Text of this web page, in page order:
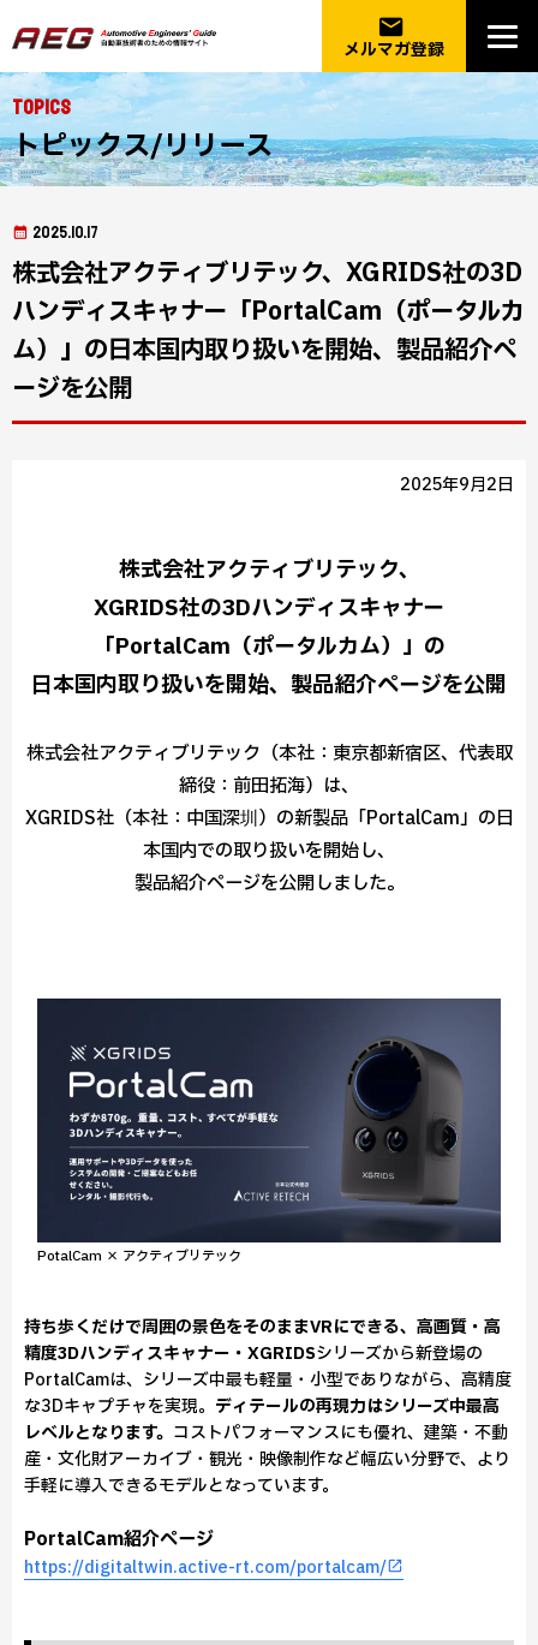
email
メルマガ登録
Topics
トピックス/リリース
2025.10.17
株式会社アクティブリテック、XGRIDS社の3D
ハンディスキャナー「PortalCam（ポータルカ
ム）」の日本国内取り扱いを開始、製品紹介ペ
ージを公開
2025年9月2日
株式会社アクティブリテック、
XGRIDS社の3Dハンディスキャナー
「PortalCam（ポータルカム）」の
日本国内取り扱いを開始、製品紹介ページを公開
株式会社アクティブリテック（本社：東京都新宿区、代表取
締役：前田拓海）は、
XGRIDS社（本社：中国深圳）の新製品「PortalCam」の日
本国内での取り扱いを開始し、
製品紹介ページを公開しました。
PotalCam × アクティブリテック
持ち歩くだけで周囲の景色をそのままVRにできる、高画質・高
精度3Dハンディスキャナー・XGRIDSシリーズから新登場の
PortalCamは、シリーズ中最も軽量・小型でありながら、高精度
な3Dキャプチャを実現。 ディテールの再現力はシリーズ中最高
レベルとなります。 コストパフォーマンスにも優れ、建築・不動
産・文化財アーカイブ・観光・映像制作など幅広い分野で、より
手軽に導入できるモデルとなっています。
PortalCam紹介ページ
https://digitaltwin.active-rt.com/portalcam/